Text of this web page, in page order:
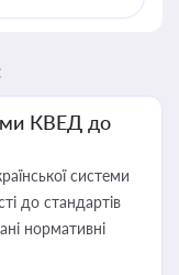
КВЕД до
системи
до стандартів
нормативні